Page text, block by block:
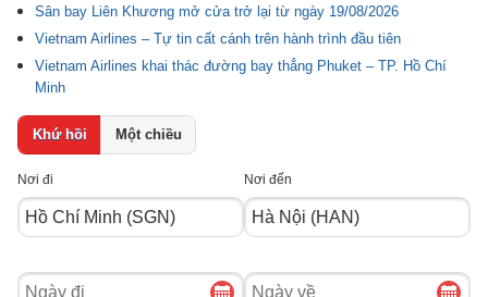
Sân bay Liên Khương mở cửa trở lại từ ngày 19/08/2026
Vietnam Airlines – Tự tin cất cánh trên hành trình đầu tiên
Vietnam Airlines khai thác đường bay thẳng Phuket – TP. Hồ Chí
Minh
Khứ hồi Một chiều
Nơi đi Nơi đến
Ngày
Ngày